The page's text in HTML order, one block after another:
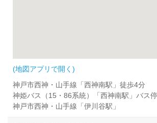
(地図アプリで開く)
神戸市西神・山手線「西神南駅」徒歩4分
神姫バス（15・86系統）「西神南駅」バス
神戸市西神・山手線「伊川谷駅」